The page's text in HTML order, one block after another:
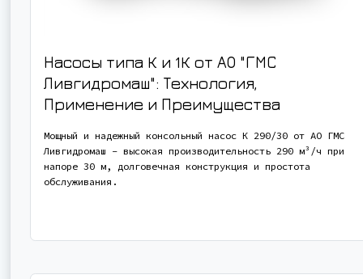
Насосы типа К и 1К от АО "ГМС
Ливгидромаш": Технология,
Применение и Преимущества
Мощный и надежный консольный насос К 290/30 от АО ГМС
Ливгидромаш - высокая производительность 290 м³/ч при
напоре 30 м, долговечная конструкция и простота
обслуживания.